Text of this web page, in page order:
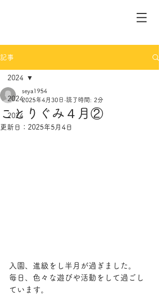
記事
2024
2024
2024
ことりぐみ４月②
seya1954
2025年4月30日 読了時間: 2分
更新日： 2025年5月4日
入園、進級をし半月が過ぎました。
毎日、色々な遊びや活動をして過ごし
ています。